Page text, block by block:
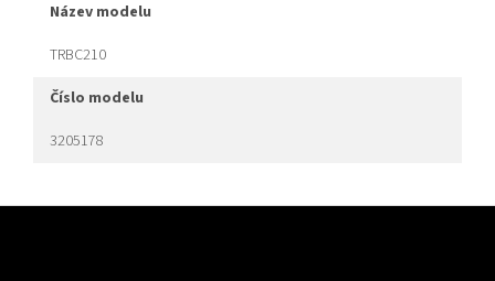
název modelu
TRBC210
číslo modelu
3205178